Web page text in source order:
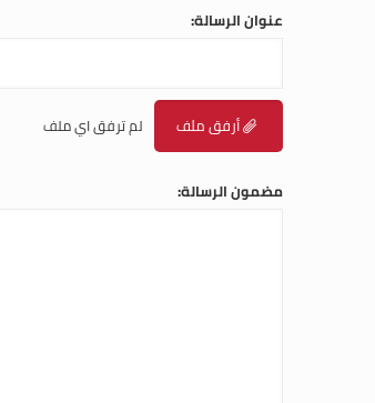
عنوان الرسالة:
أرفق ملف لم ترفق اي ملف
مضمون الرسالة: